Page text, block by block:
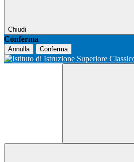
Chiudi
Conferma
Annulla Conferma